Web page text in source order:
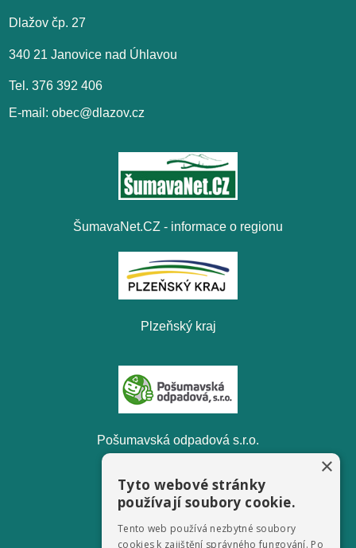
Dlažov čp. 27
340 21 Janovice nad Úhlavou
Tel. 376 392 406
E-mail: obec@dlazov.cz
ŠumavaNet.CZ - informace o regionu
Plzeňský kraj
Pošumavská odpadová s.r.o.
Televize FILMpro
×
Tyto webové stránky
používají soubory cookie.
Tento web používá nezbytné soubory
cookies k zajištění správného fungování. Po